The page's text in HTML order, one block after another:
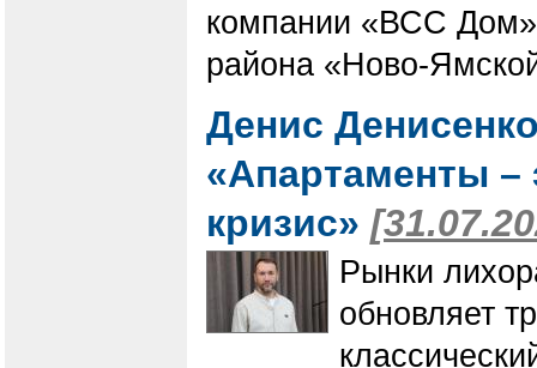
компании «ВСС Дом»
района «Ново-
Денис
«Апартаменты –
кризис»
Рынки
обновляет